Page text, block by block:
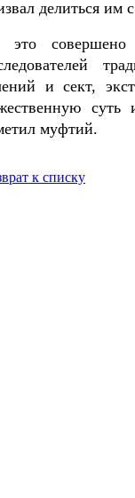
делиться им
это совершено
и сект,
муфтий.
к списку